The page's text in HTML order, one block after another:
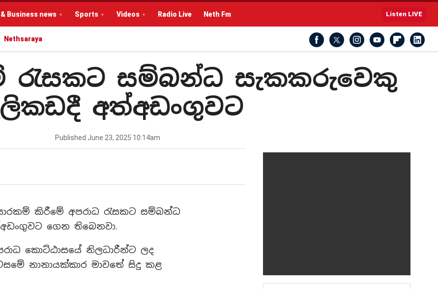
Business news Sports Videos Radio Live Neth Fm Listen LIVE
Nethsaraya
රැසකට සම්බන්ධ සැකකරුවෙකු
අත්අඩංගුවට
Published June 23, 2025 10:14am
කිරීමේ අපරාධ රැසකට සම්බන්ධ
ගෙන තිබෙනවා.
කොට්ඨාසයේ නිලධාරීන්ට ලද
නානායක්කාර මාවතේ සිදු කළ